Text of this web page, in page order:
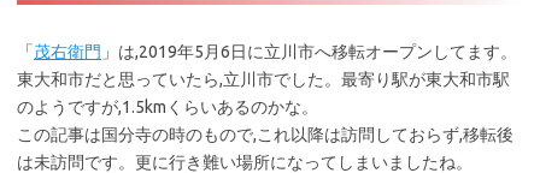
「茂右衛門 」は,2019年5月6日に立川市へ移転オープンしてます。
東大和市だと思っていたら,立川市でした。最寄り駅が東大和市駅
のようですが,1.5kmくらいあるのかな。
この記事は国分寺の時のもので,これ以降は訪問しておらず,移転後
は未訪問です。更に行き難い場所になってしまいましたね。